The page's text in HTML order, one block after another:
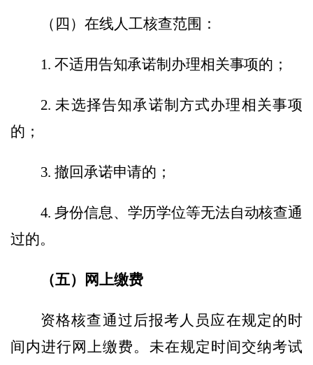
（四）在线人工核查范围：
1.不适用告知承诺制办理相关事项的；
2. 未选择告知承诺制方式办理相关事项
的；
3.撤回承诺申请的；
4.身份信息、学历学位等无法自动核查通
过的。
（五）网上缴费
资格核查通过后报考人员应在规定的时
间内进行网上缴费。未在规定时间交纳考试